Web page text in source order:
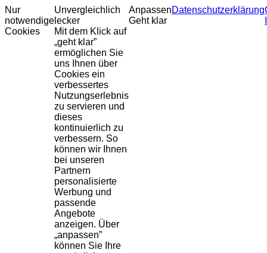
Nur
notwendige
Cookies
Unvergleichlich
lecker
Mit dem Klick auf
„geht klar”
ermöglichen Sie
uns Ihnen über
Cookies ein
verbessertes
Nutzungserlebnis
zu servieren und
dieses
kontinuierlich zu
verbessern. So
können wir Ihnen
bei unseren
Partnern
personalisierte
Werbung und
passende
Angebote
anzeigen. Über
„anpassen”
können Sie Ihre
Anpassen
Geht klar
Datenschutzerklärung